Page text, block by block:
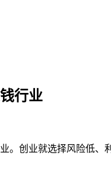
行业
。创业就选择风险低